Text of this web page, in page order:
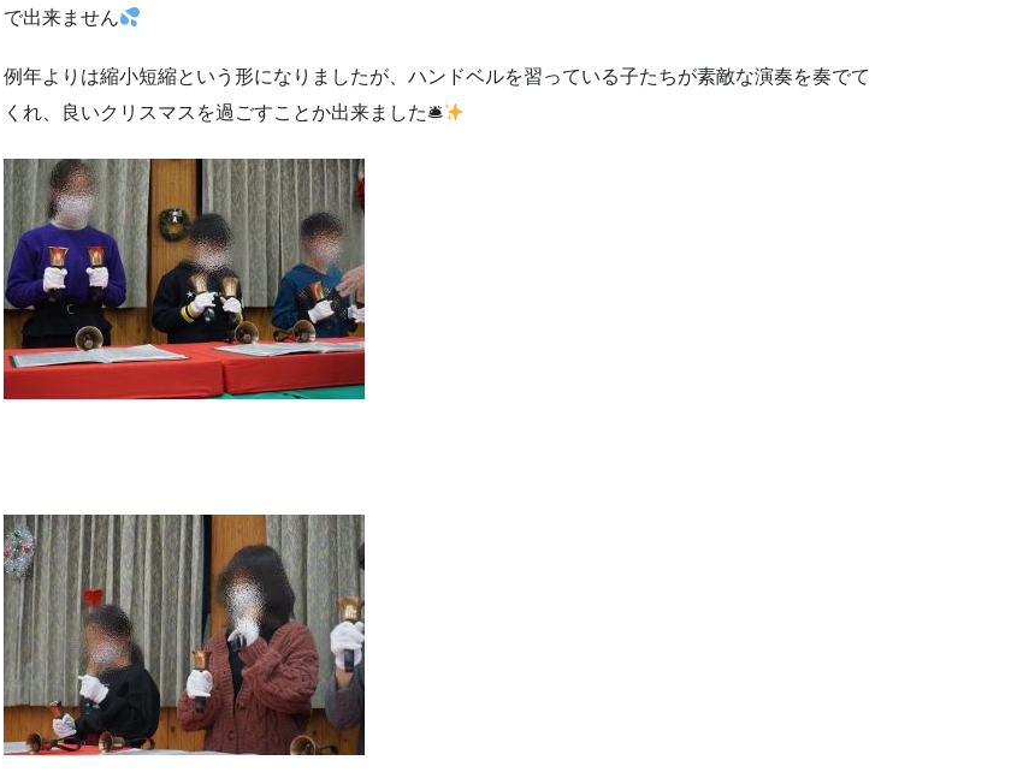
で出来ません
例年よりは縮小短縮という形になりましたが、ハンドベルを習っている子たちが素敵な演奏を奏でて
くれ、良いクリスマスを過ごすことか出来ました🛎